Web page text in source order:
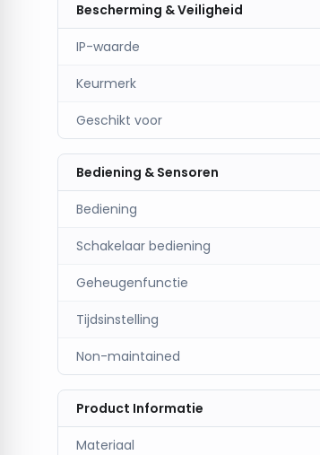
Bescherming & Veiligheid
IP-waarde
Keurmerk
Geschikt voor
Bediening & Sensoren
Bediening
Schakelaar bediening
Geheugenfunctie
Tijdsinstelling
Non-maintained
Product Informatie
Materiaal